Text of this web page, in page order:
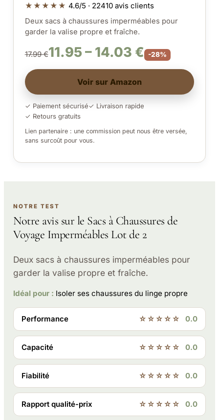
★★★★★ 4.6/5 · 22410 avis clients
Deux sacs à chaussures imperméables pour
garder la valise propre et fraîche.
17.99 €11.95 – 14.03 € -28%
Voir sur Amazon
✓ Paiement sécurisé✓ Livraison rapide
✓ Retours gratuits
Lien partenaire : une commission peut nous être versée,
sans surcoût pour vous.
NOTRE TEST
Notre avis sur le Sacs à Chaussures de
Voyage Imperméables Lot de 2
Deux sacs à chaussures imperméables pour
garder la valise propre et fraîche.
Idéal pour : Isoler ses chaussures du linge propre
Performance ☆☆☆☆☆ 0.0
Capacité ☆☆☆☆☆ 0.0
Fiabilité ☆☆☆☆☆ 0.0
Rapport qualité-prix ☆☆☆☆☆ 0.0